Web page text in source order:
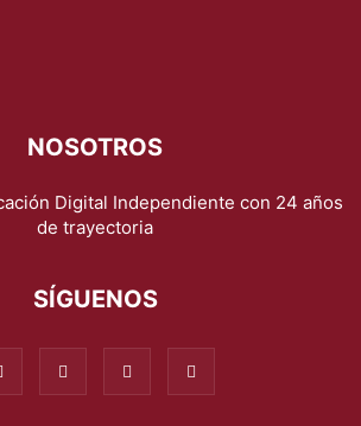
NOSOTROS
Digital Independiente con 24 años
de trayectoria
SÍGUENOS